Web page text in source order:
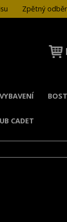
Zpětný odběr
CADET